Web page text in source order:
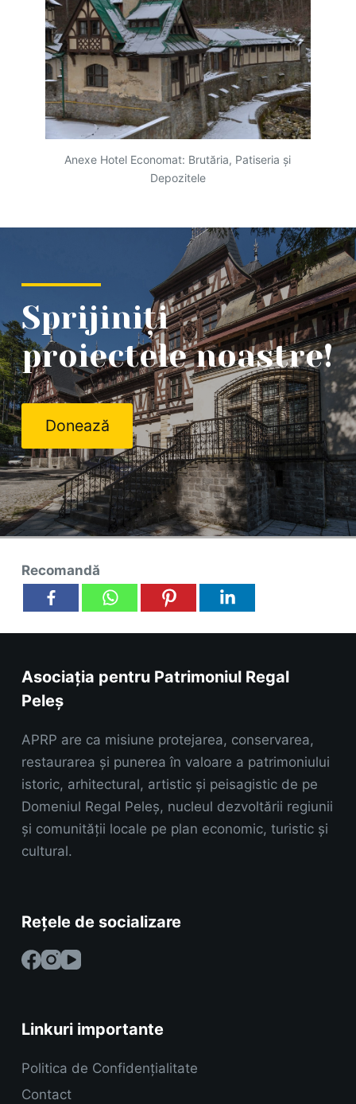
Anexe Hotel Economat: Brutăria, Patiseria și
Depozitele
Sprijiniți
proiectele noastre!
Donează
Recomandă
Asociația pentru Patrimoniul Regal
Peleș
APRP are ca misiune protejarea, conservarea,
restaurarea și punerea în valoare a patrimoniului
istoric, arhitectural, artistic și peisagistic de pe
Domeniul Regal Peleș, nucleul dezvoltării regiunii
și comunității locale pe plan economic, turistic și
cultural.
Rețele de socializare
Linkuri importante
Politica de Confidențialitate
Contact